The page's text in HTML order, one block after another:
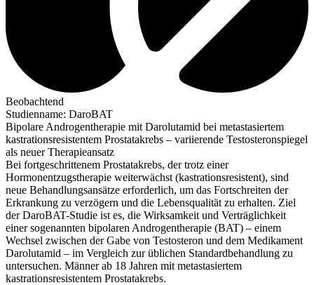
Beobachtend
Studienname: DaroBAT
Bipolare Androgentherapie mit Darolutamid bei metastasiertem
kastrationsresistentem Prostatakrebs – variierende Testosteronspiegel
als neuer Therapieansatz
Bei fortgeschrittenem Prostatakrebs, der trotz einer
Hormonentzugstherapie weiterwächst (kastrationsresistent), sind
neue Behandlungsansätze erforderlich, um das Fortschreiten der
Erkrankung zu verzögern und die Lebensqualität zu erhalten. Ziel
der DaroBAT-Studie ist es, die Wirksamkeit und Verträglichkeit
einer sogenannten bipolaren Androgentherapie (BAT) – einem
Wechsel zwischen der Gabe von Testosteron und dem Medikament
Darolutamid – im Vergleich zur üblichen Standardbehandlung zu
untersuchen. Männer ab 18 Jahren mit metastasiertem
kastrationsresistentem Prostatakrebs.